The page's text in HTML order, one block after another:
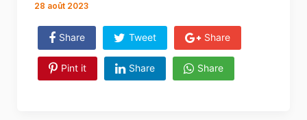
28 août 2023
Share Tweet Share
Pint it Share Share